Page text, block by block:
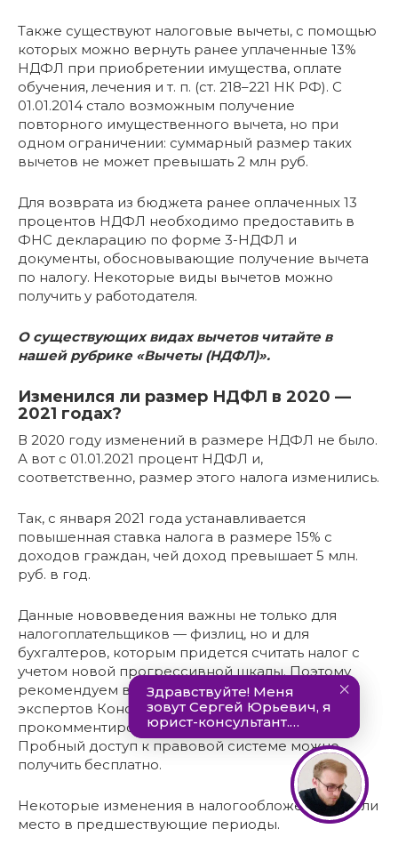
Также существуют налоговые вычеты, с помощью
которых можно вернуть ранее уплаченные 13%
НДФЛ при приобретении имущества, оплате
обучения, лечения и т. п. (ст. 218–221 НК РФ). С
01.01.2014 стало возможным получение
повторного имущественного вычета, но при
одном ограничении: суммарный размер таких
вычетов не может превышать 2 млн руб.
Для возврата из бюджета ранее оплаченных 13
процентов НДФЛ необходимо предоставить в
ФНС декларацию по форме 3-НДФЛ и
документы, обосновывающие получение вычета
по налогу. Некоторые виды вычетов можно
получить у работодателя.
О существующих видах вычетов читайте в
нашей рубрике «Вычеты (НДФЛ)».
Изменился ли размер НДФЛ в 2020 —
2021 годах?
В 2020 году изменений в размере НДФЛ не было.
А вот с 01.01.2021 процент НДФЛ и,
соответственно, размер этого налога изменились.
Так, с января 2021 года устанавливается
повышенная ставка налога в размере 15% с
доходов граждан, чей доход превышает 5 млн.
руб. в год.
Данные нововведения важны не только для
налогоплательщиков — физлиц, но и для
бухгалтеров, которым придется считать налог с
учетом новой прогрессивной шкалы. Поэтому
рекомендуем вам аналитический Обзор от
экспертов КонсультантПлюс, в котором
прокомментированы грядущие изменения.
Пробный доступ к правовой системе можно
получить бесплатно.
Некоторые изменения в налогообложении имели
место в предшествующие периоды.